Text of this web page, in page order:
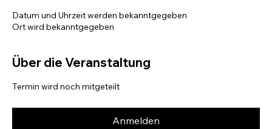
Datum und Uhrzeit werden bekanntgegeben
Ort wird bekanntgegeben
Über die Veranstaltung
Termin wird noch mitgeteilt
Anmelden